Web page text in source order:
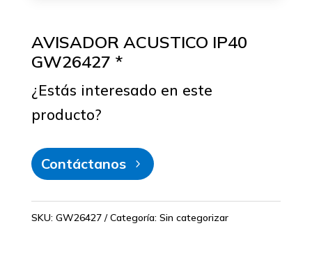
AVISADOR ACUSTICO IP40
GW26427 *
¿Estás interesado en este
producto?
Contáctanos
SKU: GW26427 Categoría: Sin categorizar